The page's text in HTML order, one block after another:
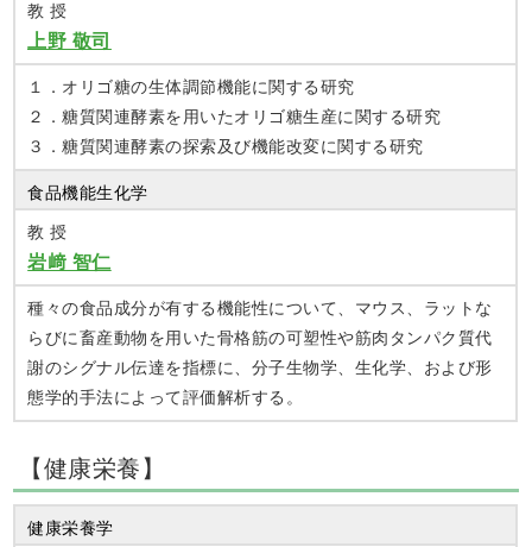
教 授
上野 敬司
１．オリゴ糖の生体調節機能に関する研究
２．糖質関連酵素を用いたオリゴ糖生産に関する研究
３．糖質関連酵素の探索及び機能改変に関する研究
食品機能生化学
教 授
岩﨑 智仁
種々の食品成分が有する機能性について、マウス、ラットな
らびに畜産動物を用いた骨格筋の可塑性や筋肉タンパク質代
謝のシグナル伝達を指標に、分子生物学、生化学、および形
態学的手法によって評価解析する。
【健康栄養】
健康栄養学